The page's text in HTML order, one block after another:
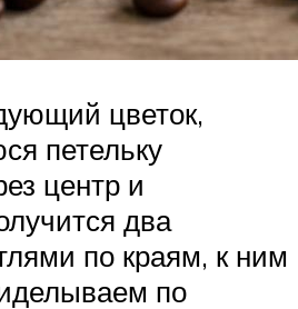
цветок,
петельку
центр и
два
по краям, к ним
по